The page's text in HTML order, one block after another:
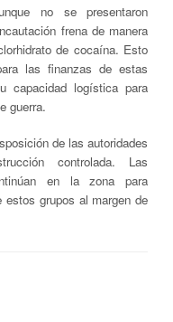
no se presentaron
frena de manera
de cocaína. Esto
las finanzas de estas
capacidad logística para
guerra.
de las autoridades
controlada. Las
en la zona para
estos grupos al margen de